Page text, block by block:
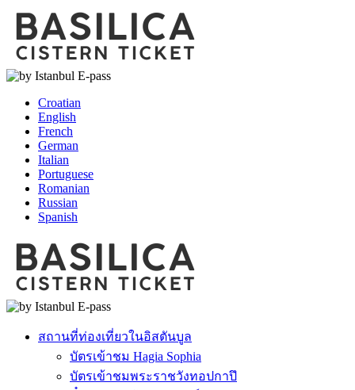
Croatian
English
French
German
Italian
Portuguese
Romanian
Russian
Spanish
สถานที่ท่องเที่ยวในอิสตันบูล
บัตรเข้าชม Hagia Sophia
บัตรเข้าชมพระราชวังทอปกาปึ